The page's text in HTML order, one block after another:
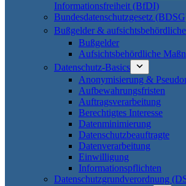
Informationsfreiheit (BfDI)
Bundesdatenschutzgesetz
Bußgelder &
Bußgelder
Aufsichtsbehördliche
Datenschutz-Basics
Anonymisierung &
Aufbewahrungsfristen
Auftragsverarbeitung
Berechtigtes Interesse
Datenminimierung
Datenschutzbeauftragte
Datenverarbeitung
Einwilligung
Informationspflichten
Datenschutzgrundverordnung